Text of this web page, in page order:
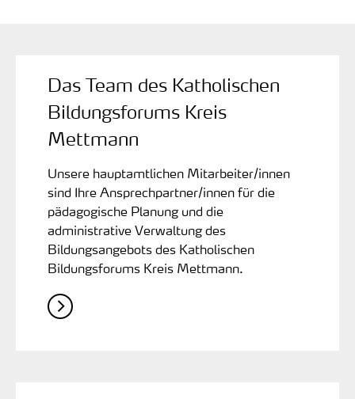
Das Team des Katholischen
Bildungsforums Kreis
Mettmann
Unsere hauptamtlichen Mitarbeiter/innen
sind Ihre Ansprechpartner/innen für die
pädagogische Planung und die
administrative Verwaltung des
Bildungsangebots des Katholischen
Bildungsforums Kreis Mettmann.